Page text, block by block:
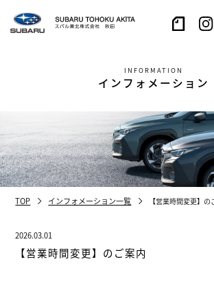
INFORMATION
インフォメーション
TOP インフォメーション一覧 【営業時間変更】の
2026.03.01
【営業時間変更】のご案内